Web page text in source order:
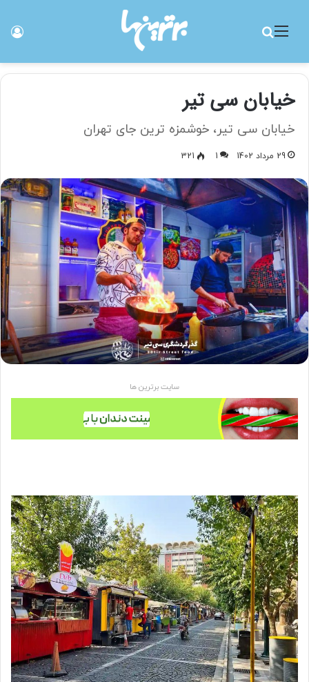
منو
خیابان سی تیر
خیابان سی تیر، خوشمزه ترین جای تهران
29 مرداد 1402 1
321
سایت برترین ها